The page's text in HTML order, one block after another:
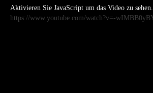
Aktivieren Sie JavaScript um das Video zu sehen.
https://www.youtube.com/watch?v=-